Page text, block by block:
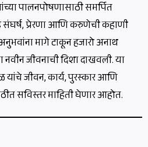
पालनपोषणासाठी समर्पित
हे संघर्ष, प्रेरणा आणि करुणेची कहाणी
मागे टाकून हजारो अनाथ
जीवनाची दिशा दाखवली. या
जीवन, कार्य, पुरस्कार आणि
सविस्तर माहिती घेणार आहोत.